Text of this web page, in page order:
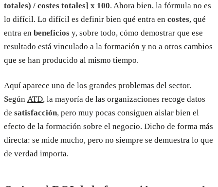
totales) / costes totales] x 100. Ahora bien, la fórmula no es
lo difícil. Lo difícil es definir bien qué entra en costes, qué
entra en beneficios y, sobre todo, cómo demostrar que ese
resultado está vinculado a la formación y no a otros cambios
que se han producido al mismo tiempo.
Aquí aparece uno de los grandes problemas del sector.
Según ATD, la mayoría de las organizaciones recoge datos
de satisfacción, pero muy pocas consiguen aislar bien el
efecto de la formación sobre el negocio. Dicho de forma más
directa: se mide mucho, pero no siempre se demuestra lo que
de verdad importa.